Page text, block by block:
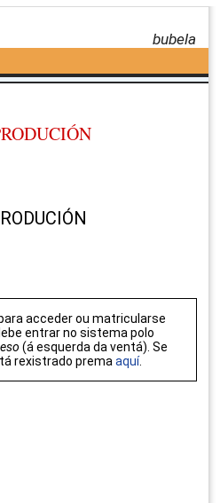
bubela
acceder ou matricularse
entrar no sistema polo
(á esquerda da ventá). Se
rexistrado prema aquí.